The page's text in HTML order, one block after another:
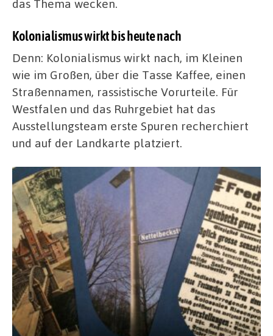
das Thema wecken.
Kolonialismus wirkt bis heute nach
Denn: Kolonialismus wirkt nach, im Kleinen
wie im Großen, über die Tasse Kaffee, einen
Straßennamen, rassistische Vorurteile. Für
Westfalen und das Ruhrgebiet hat das
Ausstellungsteam erste Spuren recherchiert
und auf der Landkarte platziert.